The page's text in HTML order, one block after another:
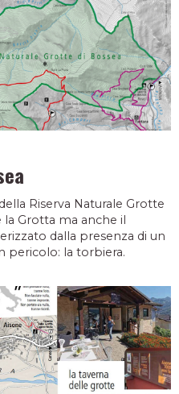
Riserva Naturale Grotte
la Grotta ma anche il
dalla presenza di un
pericolo: la torbiera.